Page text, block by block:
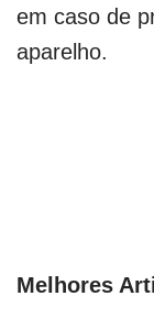
em caso de
aparelho.
Melhores